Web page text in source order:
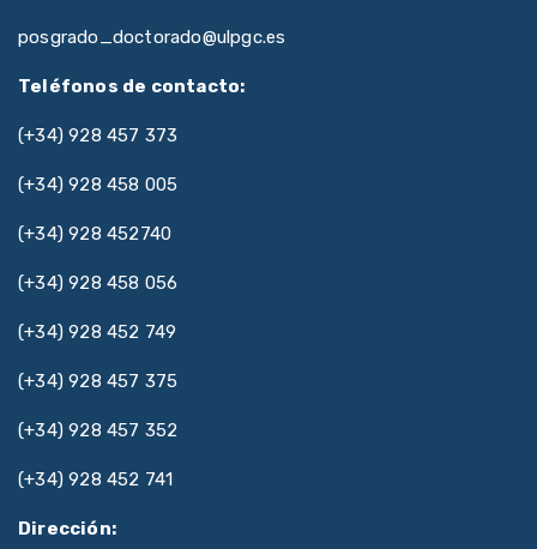
posgrado_doctorado@ulpgc.es
Teléfonos de contacto:
(+34) 928 457 373
(+34) 928 458 005
(+34) 928 452740
(+34) 928 458 056
(+34) 928 452 749
(+34) 928 457 375
(+34) 928 457 352
(+34) 928 452 741
Dirección: